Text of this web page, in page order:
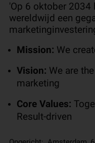
'Op 6 oktober 2034
wereldwijd een
Mission: We
Vision: We are
marketing
Core Values:
Result-driven